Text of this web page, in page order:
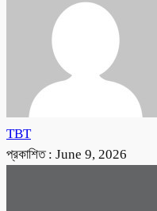
TBT
প্রকাশিত : June 9, 2026